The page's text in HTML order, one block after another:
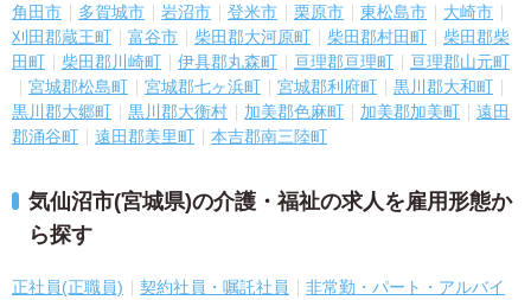
角田市
多賀城市 岩沼市 登米市 栗原市 東松島市
大崎市
刈田郡蔵王町
富谷市 柴田郡大河原町 柴田郡村田町
柴田郡柴
田町
柴田郡川崎町 伊具郡丸森町 亘理郡亘理町
亘理郡山元町
宮城郡松島町
宮城郡七ヶ浜町 宮城郡利府町
黒川郡大和町
黒川郡大郷町
黒川郡大衡村 加美郡色麻町 加美郡加美町
遠田
郡涌谷町
遠田郡美里町 本吉郡南三陸町
気仙沼市(宮城県)の介護・福祉の求人を雇用形態か
ら探す
正社員(正職員) 契約社員・嘱託社員
非常勤・パート・アルバイ